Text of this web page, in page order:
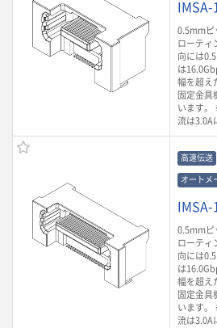
0.5mmピ
ローティ
向には
は
幅を超え
固定金具
います
流は3.0A
高速伝送
オートメ
0.5mmピ
ローティ
向には
は
幅を超え
固定金具
います
流は3.0A